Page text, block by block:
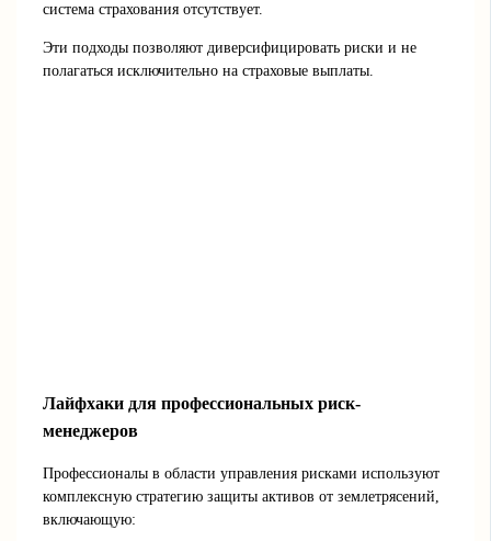
система страхования отсутствует.
Эти подходы позволяют диверсифицировать риски и не
полагаться исключительно на страховые выплаты.
Лайфхаки для профессиональных риск-
менеджеров
Профессионалы в области управления рисками используют
комплексную стратегию защиты активов от землетрясений,
включающую: